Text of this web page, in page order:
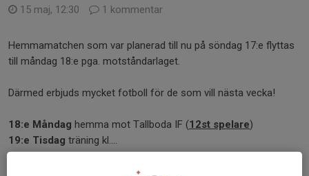
15 maj, 12:30 1 kommentar
Hemmamatchen som var planerad till nu på söndag 17:e flyttas
till måndag 18:e pga. motståndarlaget.
Därmed erbjuds mycket fotboll för de som vill nästa vecka!
18:e Måndag hemma mot Tallboda IF (12st spelare)
19:e Tisdag träning kl....
Läs mer